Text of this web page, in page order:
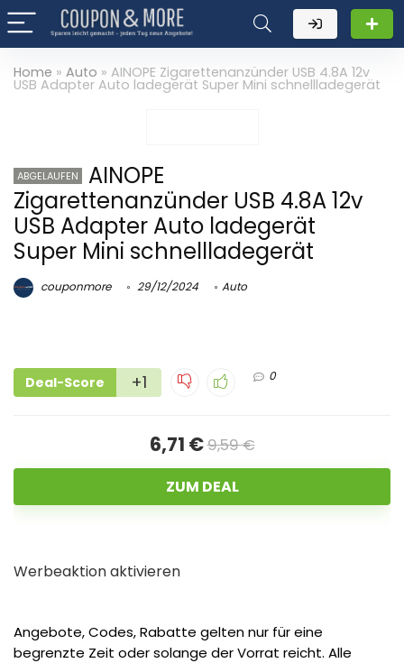
Home » Auto » AINOPE Zigarettenanzünder USB 4.8A 12v
USB Adapter Auto ladegerät Super Mini schnellladegerät
ABGELAUFEN
AINOPE
Zigarettenanzünder USB 4.8A 12v
USB Adapter Auto ladegerät
Super Mini schnellladegerät
couponmore 29/12/2024 Auto
Deal-Score +1 0
6,71 €9,59 €
ZUM DEAL
Werbeaktion aktivieren
Angebote, Codes, Rabatte gelten nur für eine
begrenzte Zeit oder solange der Vorrat reicht. Alle